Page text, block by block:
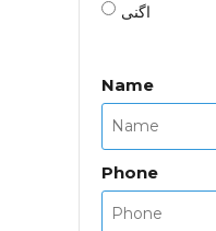
اگنی
Name
Phone